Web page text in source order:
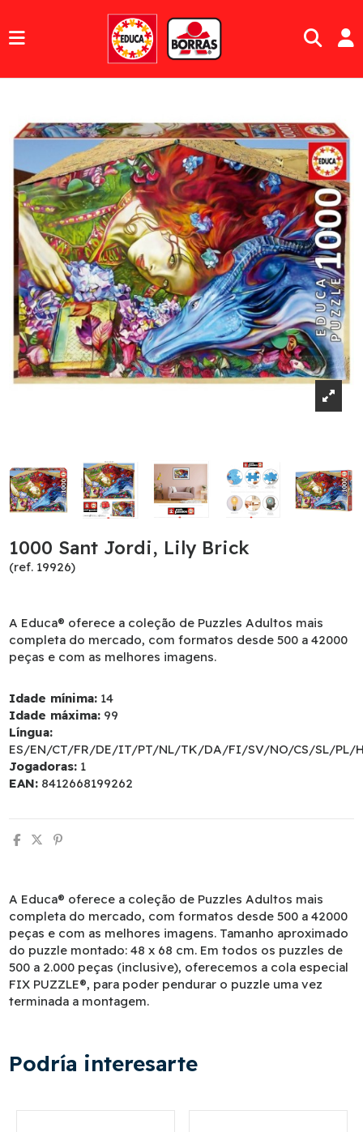
1000 Sant Jordi, Lily Brick
(ref. 19926)
A Educa® oferece a coleção de Puzzles Adultos mais
completa do mercado, com formatos desde 500 a 42000
peças e com as melhores imagens.
Idade mínima: 14
Idade máxima: 99
Língua:
ES/EN/CT/FR/DE/IT/PT/NL/TK/DA/FI/SV/NO/CS/SL/PL/
Jogadoras: 1
EAN: 8412668199262
A Educa® oferece a coleção de Puzzles Adultos mais
completa do mercado, com formatos desde 500 a 42000
peças e com as melhores imagens. Tamanho aproximado
do puzzle montado: 48 x 68 cm. Em todos os puzzles de
500 a 2.000 peças (inclusive), oferecemos a cola especial
FIX PUZZLE®, para poder pendurar o puzzle uma vez
terminada a montagem.
Podría interesarte